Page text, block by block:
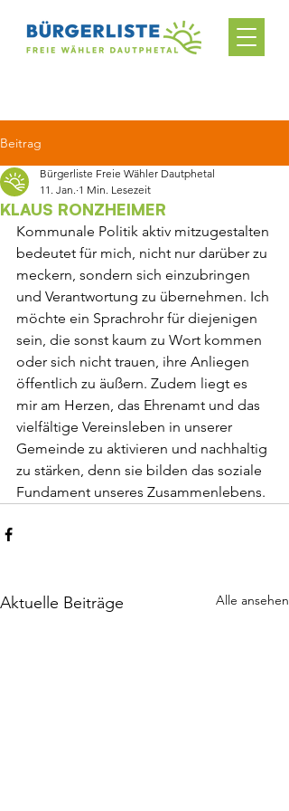
Beitrag
KLAUS RONZHEIMER
Bürgerliste Freie Wähler Dautphetal
11. Jan. 1 Min. Lesezeit
Kommunale Politik aktiv mitzugestalten
bedeutet für mich, nicht nur darüber zu
meckern, sondern sich einzubringen
und Verantwortung zu übernehmen. Ich
möchte ein Sprachrohr für diejenigen
sein, die sonst kaum zu Wort kommen
oder sich nicht trauen, ihre Anliegen
öffentlich zu äußern. Zudem liegt es
mir am Herzen, das Ehrenamt und das
vielfältige Vereinsleben in unserer
Gemeinde zu aktivieren und nachhaltig
zu stärken, denn sie bilden das soziale
Fundament unseres Zusammenlebens.
Aktuelle Beiträge Alle ansehen